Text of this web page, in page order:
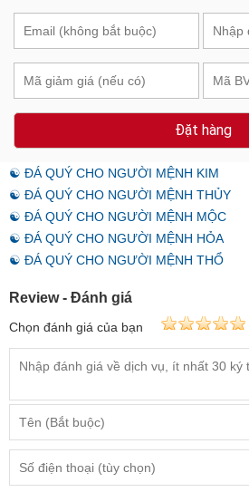
Đặt hàng
☯ ĐÁ QUÝ CHO NGƯỜI MỆNH KIM
☯ ĐÁ QUÝ CHO NGƯỜI MỆNH THỦY
☯ ĐÁ QUÝ CHO NGƯỜI MỆNH MỘC
☯ ĐÁ QUÝ CHO NGƯỜI MỆNH HỎA
☯ ĐÁ QUÝ CHO NGƯỜI MỆNH THỔ
Review - Đánh giá
Chọn đánh giá của bạn